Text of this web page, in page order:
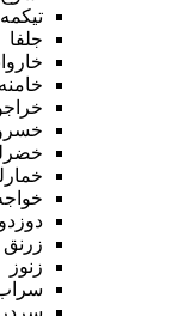
جلفا
خامنه
زرنق
زنوز